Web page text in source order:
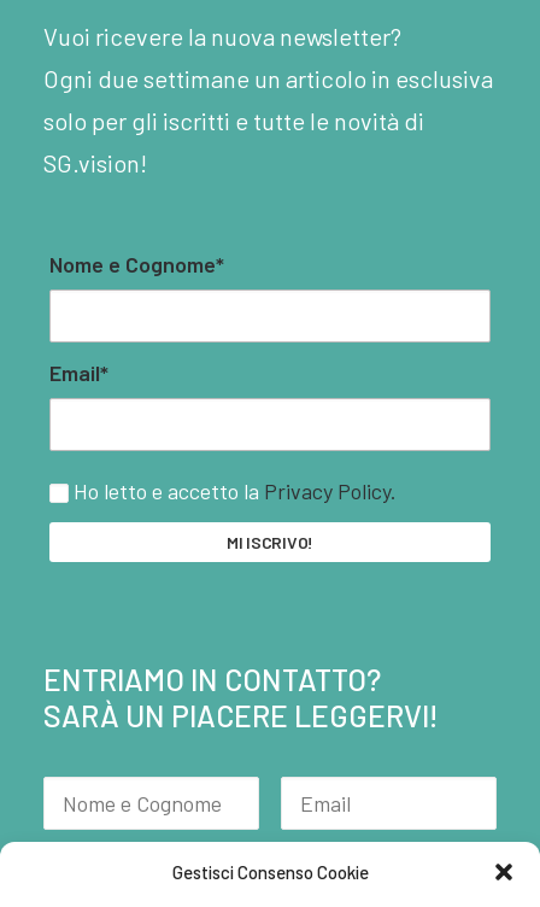
Gestisci Consenso Cookie
Vuoi ricevere la nuova newsletter?
Ogni due settimane un articolo in esclusiva
solo per gli iscritti e tutte le novità di
SG.vision!
Nome e Cognome*
Email*
Ho letto e accetto la Privacy Policy.
ENTRIAMO IN CONTATTO?
SARÀ UN PIACERE LEGGERVI!